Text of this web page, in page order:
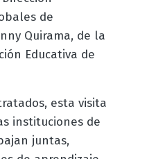
de
Quirama, de la
Educativa de
esta visita
instituciones de
juntas,